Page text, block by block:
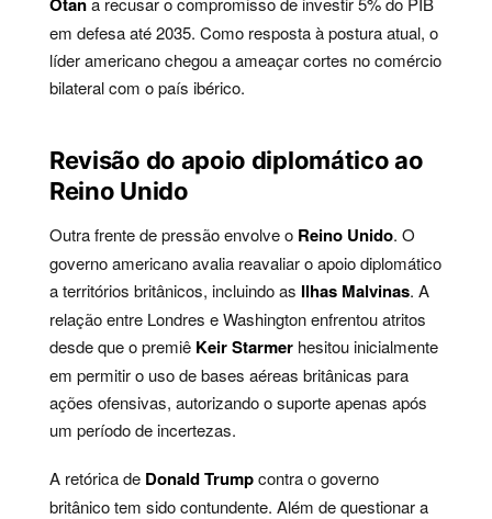
em defesa até 2035. Como resposta à postura atual, o
líder americano chegou a ameaçar cortes no comércio
bilateral com o país ibérico.
Revisão do apoio diplomático ao
Reino Unido
Outra frente de pressão envolve o Reino Unido. O
governo americano avalia reavaliar o apoio diplomático
a territórios britânicos, incluindo as Ilhas Malvinas. A
relação entre Londres e Washington enfrentou atritos
desde que o premiê Keir Starmer hesitou inicialmente
em permitir o uso de bases aéreas britânicas para
ações ofensivas, autorizando o suporte apenas após
um período de incertezas.
A retórica de Donald Trumpcontra o governo
britânico tem sido contundente. Além de questionar a